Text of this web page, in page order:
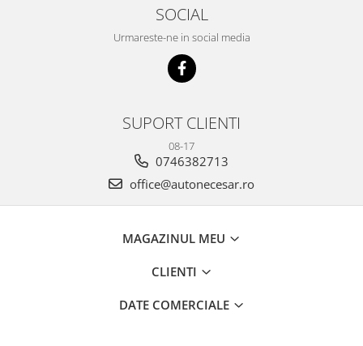
SOCIAL
Urmareste-ne in social media
SUPORT CLIENTI
08-17
0746382713
office@autonecesar.ro
MAGAZINUL MEU
CLIENTI
DATE COMERCIALE